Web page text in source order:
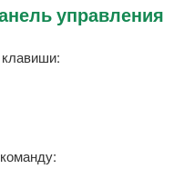
управления